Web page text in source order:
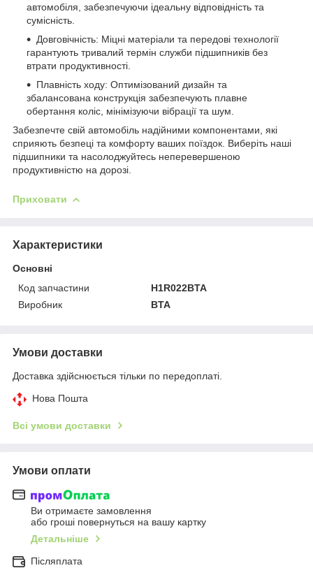
автомобіля, забезпечуючи ідеальну відповідність та
сумісність.
Довговічність: Міцні матеріали та передові технології
гарантують тривалий термін служби підшипників без
втрати продуктивності.
Плавність ходу: Оптимізований дизайн та
збалансована конструкція забезпечують плавне
обертання коліс, мінімізуючи вібрації та шум.
Забезпечте свій автомобіль надійними компонентами, які
сприяють безпеці та комфорту ваших поїздок. Виберіть наші
підшипники та насолоджуйтесь неперевершеною
продуктивністю на дорозі.
Приховати
Характеристики
Основні
Код запчастини
H1R022BTA
Виробник
BTA
Умови доставки
Доставка здійснюється тільки по передоплаті.
Нова Пошта
Всі умови доставки
Умови оплати
Ви отримаєте замовлення
або гроші повернуться на вашу картку
Детальніше
Післяплата